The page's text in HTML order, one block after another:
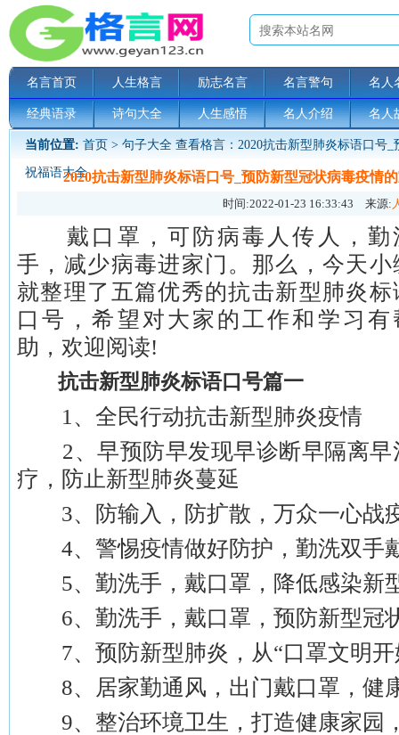
名言首页 人生格言 励志名言 名言警句 名人
经典语录 诗句大全 人生感悟 名人介绍 名人
当前位置: 首页 > 句子大全 查看格言：2020抗击新型肺炎标语口号
祝福语大全2020抗击新型肺炎标语口号_预防新型冠状病毒疫情
时间:2022-01-23 16:33:43 来源:
戴口罩，可防病毒人传人，勤
手，减少病毒进家门。那么，今天小
就整理了五篇优秀的抗击新型肺炎标
口号，希望对大家的工作和学习有
助，欢迎阅读!
抗击新型肺炎标语口号篇一
1、全民行动抗击新型肺炎疫情
2、早预防早发现早诊断早隔离早
疗，防止新型肺炎蔓延
3、防输入，防扩散，万众一心战
4、警惕疫情做好防护，勤洗双手
5、勤洗手，戴口罩，降低感染新
6、勤洗手，戴口罩，预防新型冠
7、预防新型肺炎，从“口罩文明开
8、居家勤通风，出门戴口罩，健
9、整治环境卫生，打造健康家园